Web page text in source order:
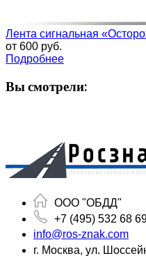
Лента сигнальная
от 600 руб.
Подробнее
Вы смотрели:
ООО "ОБДД"
+7 (495) 532 68
info@ros-znak.com
г. Москва, ул.